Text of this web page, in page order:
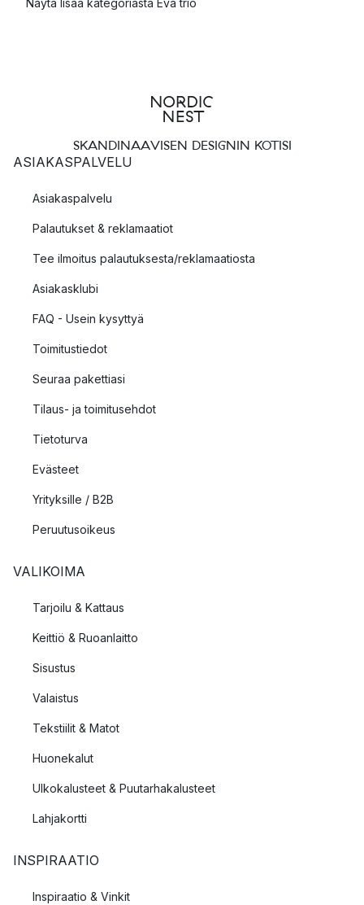
Näytä lisää kategoriasta Eva trio
SKANDINAAVISEN DESIGNIN KOTISI
ASIAKASPALVELU
Asiakaspalvelu
Palautukset & reklamaatiot
Tee ilmoitus palautuksesta/reklamaatiosta
Asiakasklubi
FAQ - Usein kysyttyä
Toimitustiedot
Seuraa pakettiasi
Tilaus- ja toimitusehdot
Tietoturva
Evästeet
Yrityksille / B2B
Peruutusoikeus
VALIKOIMA
Tarjoilu & Kattaus
Keittiö & Ruoanlaitto
Sisustus
Valaistus
Tekstiilit & Matot
Huonekalut
Ulkokalusteet & Puutarhakalusteet
Lahjakortti
INSPIRAATIO
Inspiraatio & Vinkit